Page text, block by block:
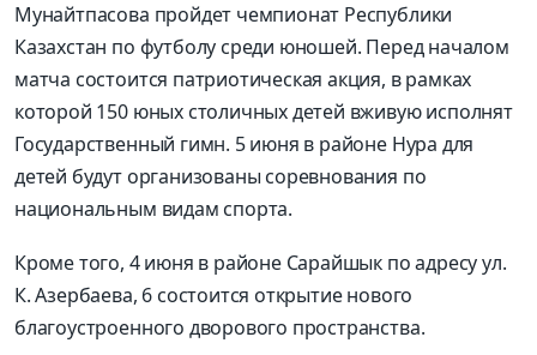
Мунайтпасова пройдет чемпионат Республики
Казахстан по футболу среди юношей. Перед началом
матча состоится патриотическая акция, в рамках
которой 150 юных столичных детей вживую исполнят
Государственный гимн. 5 июня в районе Нура для
детей будут организованы соревнования по
национальным видам спорта.
Кроме того, 4 июня в районе Сарайшык по адресу ул.
К. Азербаева, 6 состоится открытие нового
благоустроенного дворового пространства.